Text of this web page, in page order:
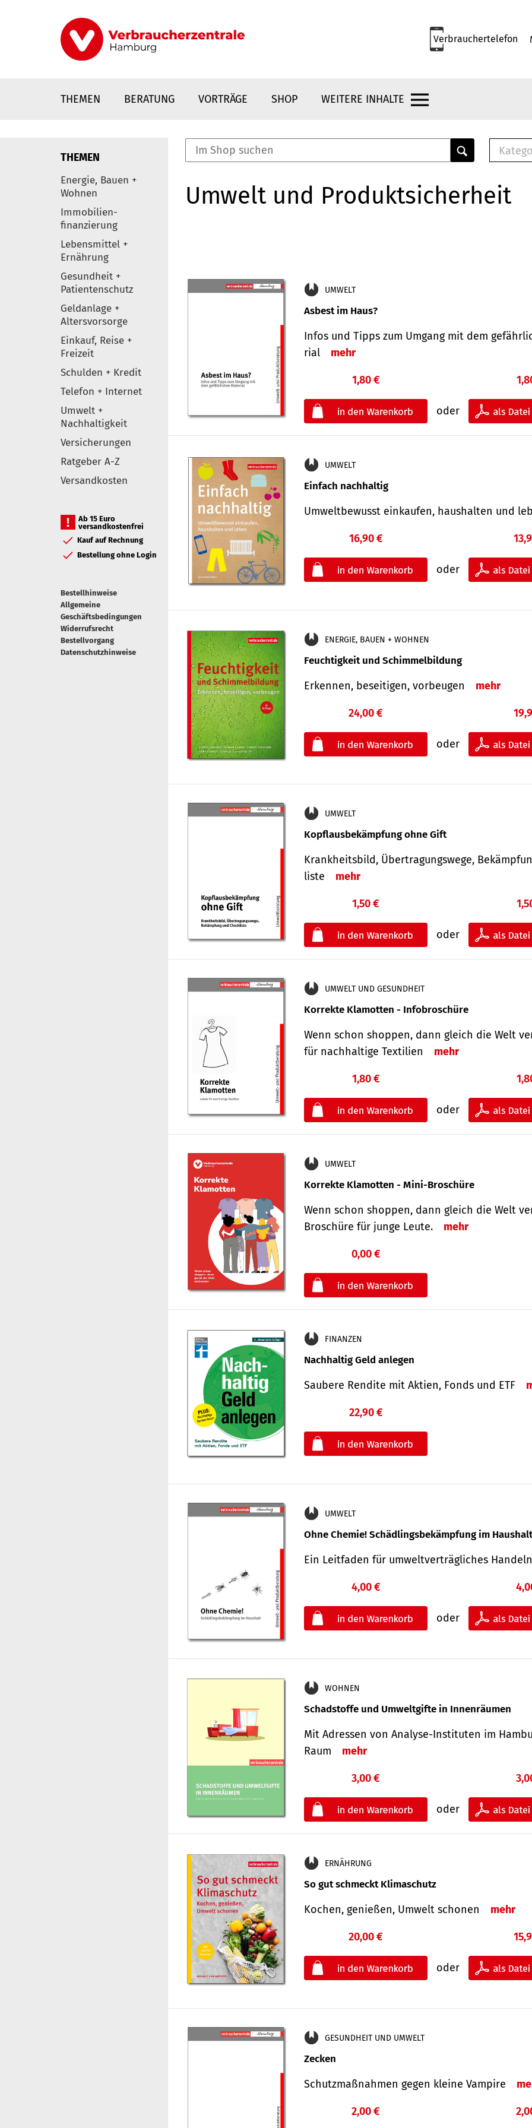
Verbrauchertelefon
THEMEN BERATUNG VORTRÄGE SHOP WEITERE INHALTE
Elemente
THEMEN
Energie, Bauen +
Wohnen
Immobilien-
finanzierung
Lebensmittel +
Ernährung
Gesundheit +
Patientenschutz
Geldanlage +
Altersvorsorge
Einkauf, Reise +
Freizeit
Schulden + Kredit
Telefon + Internet
Umwelt +
Nachhaltigkeit
Versicherungen
Ratgeber A-Z
Versandkosten
Ab 15 Euro
versandkostenfrei
Kauf auf Rechnung
Bestellung ohne Login
Bestellhinweise
Allgemeine
Geschäftsbedingungen
Widerrufsrecht
Bestellvorgang
Datenschutzhinweise
Umwelt und Produktsicherheit
UMWELT
Asbest im Haus?
Infos und Tipps zum Um­gang mit dem
rial
mehr
1,80 €
oder
UMWELT
Einfach nachhaltig
Umweltbewusst einkaufen, haushalten und
16,90 €
oder
ENERGIE, BAUEN + WOHNEN
Feuchtigkeit und Schimmelbildung
Erkennen, beseitigen, vorbeugen mehr
24,00 €
oder
UMWELT
Kopflausbekämpfung ohne Gift
Krankheits­bild, Übertra­gungs­wege,
liste
mehr
1,50 €
oder
UMWELT UND GESUNDHEIT
Korrekte Klamotten - Infobroschüre
Wenn schon shoppen, dann gleich die Welt
für nachhaltige Textilien
mehr
1,80 €
oder
UMWELT
Korrekte Klamotten - Mini-Broschüre
Wenn schon shoppen, dann gleich die Welt
Broschüre für junge Leute.
mehr
0,00 €
FINANZEN
Nachhaltig Geld anlegen
Saubere Rendite mit Aktien, Fonds und ETF
22,90 €
UMWELT
Ohne Chemie! Schädlingsbekämpfung im Haushalt
Ein Leitfaden für um­welt­ver­träg­liches Han­deln
4,00 €
oder
WOHNEN
Schadstoffe und Umweltgifte in Innenräumen
Mit Adressen von Analyse-Insti­tuten im
Raum
mehr
3,00 €
oder
ERNÄHRUNG
So gut schmeckt Klimaschutz
Kochen, genießen, Umwelt schonen mehr
20,00 €
oder
GESUNDHEIT UND UMWELT
Zecken
Schutz­maß­nahmen gegen kleine Vampire
2,00 €